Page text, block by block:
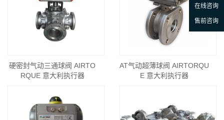
硬密封气动三通球阀 AIRTO
RQUE 意大利执行器
AT气动超薄球阀 AIRTORQU
E 意大利执行器